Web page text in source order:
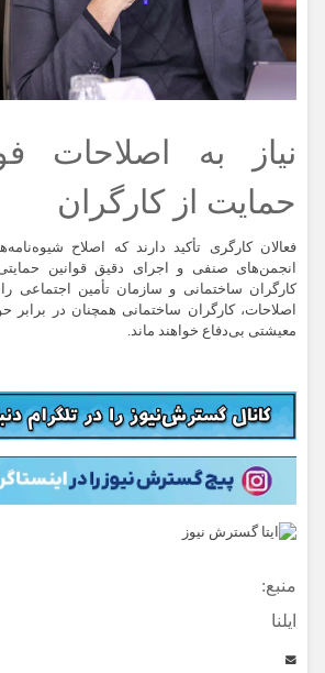
نیاز به اصلاحات
حمایت از کارگران
فعالان کارگری تأکید دارند که اصلاح
انجمن‌های صنفی و اجرای دقیق قوانین
کارگران ساختمانی و سازمان تأمین اجتماعی
اصلاحات، کارگران ساختمانی همچنان در
معیشتی بی‌دفاع خواهند ماند.
منبع:
ایلنا